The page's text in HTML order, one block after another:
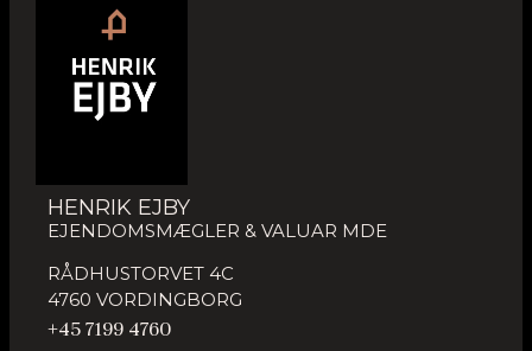
HENRIK EJBY
EJENDOMSMÆGLER & VALUAR MDE
RÅDHUSTORVET 4C
4760 VORDINGBORG
+45 7199 4760